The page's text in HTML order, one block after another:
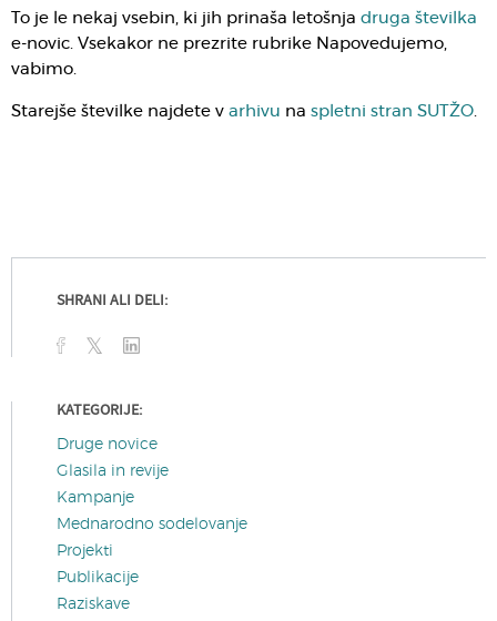
To je le nekaj vsebin, ki jih prinaša letošnja druga številka
e-novic. Vsekakor ne prezrite rubrike Napovedujemo,
vabimo.
Starejše številke najdete v arhivu na spletni stran SUTŽO
SHRANI ALI DELI:
KATEGORIJE:
Druge novice
Glasila in revije
Kampanje
Mednarodno sodelovanje
Projekti
Publikacije
Raziskave